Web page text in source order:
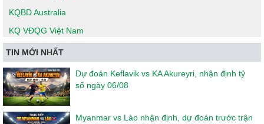
KQBD Australia
KQ VĐQG Việt Nam
TIN MỚI NHẤT
Dự đoán Keflavik vs KA Akureyri, nhận định tỷ
số ngày 06/08
Myanmar vs Lào nhận định, dự đoán trước trận